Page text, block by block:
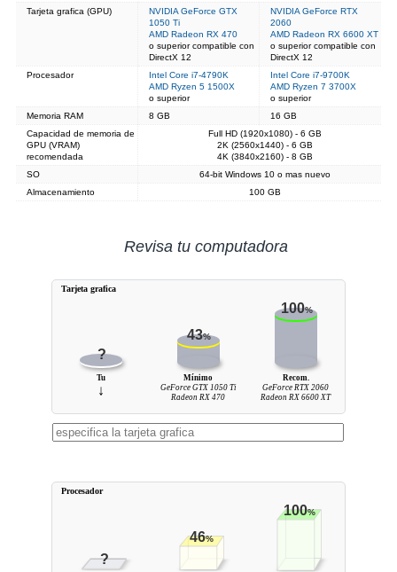
Tarjeta grafica (GPU)
NVIDIA GeForce GTX
1050 Ti
AMD Radeon RX 470
o superior compatible con
DirectX 12
NVIDIA GeForce RTX
2060
AMD Radeon RX 6600 XT
o superior compatible con
DirectX 12
Procesador
Intel Core i7-4790K
AMD Ryzen 5 1500X
o superior
Intel Core i7-9700K
AMD Ryzen 7 3700X
o superior
Memoria RAM
8 GB
16 GB
Capacidad de memoria de
GPU (VRAM)
recomendada
Full HD (1920x1080) - 6 GB
2K (2560x1440) - 6 GB
4K (3840x2160) - 8 GB
SO
64-bit Windows 10 o mas nuevo
Almacenamiento
100 GB
Revisa tu computadora
?
43%
100%
Tu
↓
Mínimo
GeForce GTX 1050 Ti
Radeon RX 470
Recom.
GeForce RTX 2060
Radeon RX 6600 XT
Tarjeta grafica
?
46%
100%
Procesador